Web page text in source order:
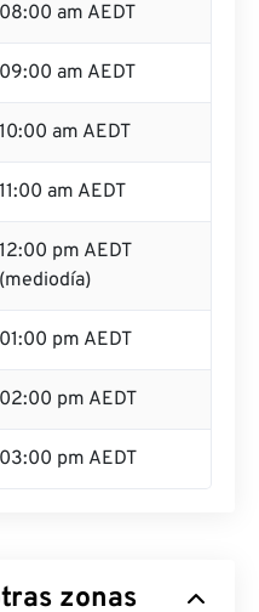
08:00 am AEDT
09:00 am AEDT
10:00 am AEDT
11:00 am AEDT
12:00 pm AEDT
(mediodía)
01:00 pm AEDT
02:00 pm AEDT
03:00 pm AEDT
zonas